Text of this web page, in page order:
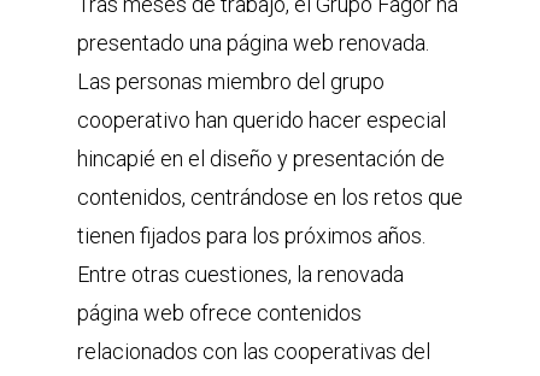
presentado una página web renovada.
Las personas miembro del grupo
cooperativo han querido hacer especial
hincapié en el diseño y presentación de
contenidos, centrándose en los retos que
tienen fijados para los próximos años.
Entre otras cuestiones, la renovada
página web ofrece contenidos
relacionados con las cooperativas del